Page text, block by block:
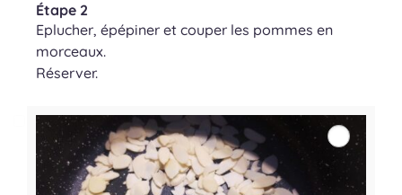
Étape 2
Eplucher, épépiner et couper les pommes en
morceaux.
Réserver.